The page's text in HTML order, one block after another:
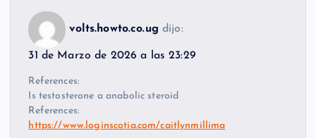
volts.howto.co.ug dijo:
31 de Marzo de 2026 a las 23:29
References:
Is testosterone a anabolic steroid
References:
https://www.loginscotia.com/caitlynmillima